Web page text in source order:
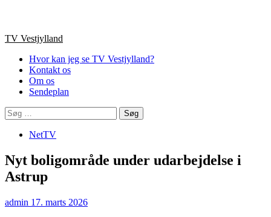
Primary
TV Vestjylland
Hvor kan jeg se TV Vestjylland?
Kontakt os
Om os
Sendeplan
Søg
efter:
NetTV
Nyt boligområde under udarbejdelse i
Astrup
admin 17. marts 2026